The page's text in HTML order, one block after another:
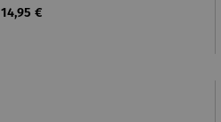
Regulärer Preis:
14,95 €